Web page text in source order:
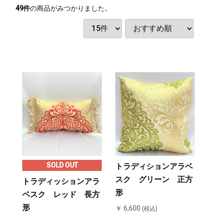
49件の商品がみつかりました。
SOLD OUT
トラディッションアラ
ベスク レッド 長方
形
トラディションアラベ
スク グリーン 正方
形
￥ 6,600 (税込)
ナチュラルⓇ